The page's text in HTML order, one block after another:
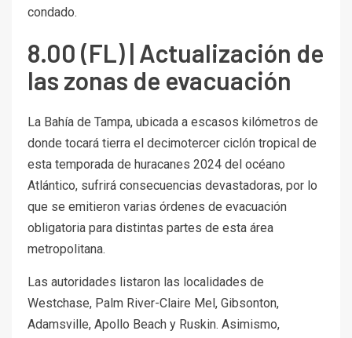
condado.
8.00 (FL) | Actualización de
las zonas de evacuación
La Bahía de Tampa, ubicada a escasos kilómetros de
donde tocará tierra el decimotercer ciclón tropical de
esta temporada de huracanes 2024 del océano
Atlántico, sufrirá consecuencias devastadoras, por lo
que se emitieron varias órdenes de evacuación
obligatoria para distintas partes de esta área
metropolitana.
Las autoridades listaron las localidades de
Westchase, Palm River-Claire Mel, Gibsonton,
Adamsville, Apollo Beach y Ruskin. Asimismo,